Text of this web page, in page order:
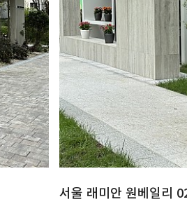
서울 래미안 원베일리